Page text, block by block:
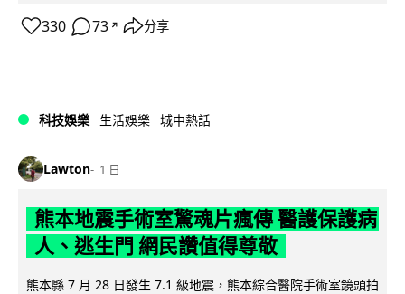
330 73 ↗ 分享
科技娛樂 生活娛樂 城中熱話
Lawton 1 日
熊本地震手術室驚魂片瘋傳 醫護保護病
人、逃生門 網民讚值得尊敬
熊本縣 7 月 28 日發生 7.1 級地震，熊本綜合醫院手術室鏡頭拍